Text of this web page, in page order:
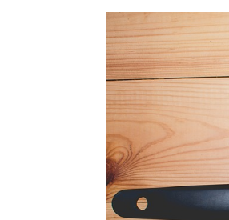
Ricette
Ricette
Ricette
Ricette
Ricette
Ricette
Ricette